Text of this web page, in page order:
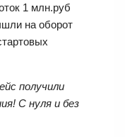
1 млн.руб
на оборот
получили
С нуля и без